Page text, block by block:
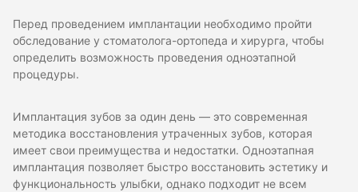
Перед проведением имплантации необходимо пройти
обследование у стоматолога-ортопеда и хирурга, чтобы
определить возможность проведения одноэтапной
процедуры.
Имплантация зубов за один день — это современная
методика восстановления утраченных зубов, которая
имеет свои преимущества и недостатки. Одноэтапная
имплантация позволяет быстро восстановить эстетику и
функциональность улыбки, однако подходит не всем